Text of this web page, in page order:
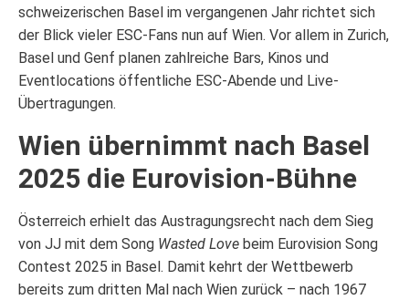
schweizerischen Basel im vergangenen Jahr richtet sich
der Blick vieler ESC-Fans nun auf Wien. Vor allem in Zurich,
Basel und Genf planen zahlreiche Bars, Kinos und
Eventlocations öffentliche ESC-Abende und Live-
Übertragungen.
Wien übernimmt nach Basel
2025 die Eurovision-Bühne
Österreich erhielt das Austragungsrecht nach dem Sieg
von JJ mit dem Song Wasted Love beim Eurovision Song
Contest 2025 in Basel. Damit kehrt der Wettbewerb
bereits zum dritten Mal nach Wien zurück – nach 1967